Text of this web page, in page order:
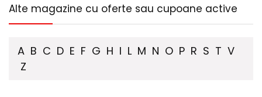
Alte magazine cu oferte sau cupoane active
A B C D E F G H I L M N O P R S T V
Z